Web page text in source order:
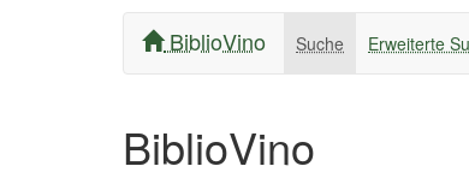
BiblioVino Suche Erweiterte
BiblioVino